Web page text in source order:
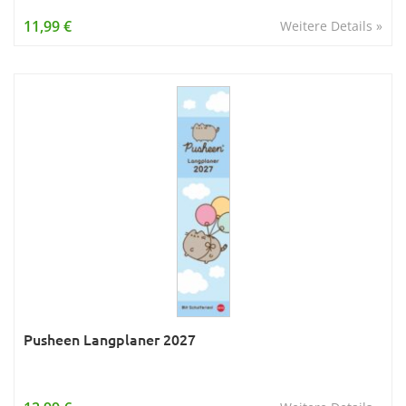
Young Adult
Weitere Details »
11,99 €
Pusheen Langplaner 2027